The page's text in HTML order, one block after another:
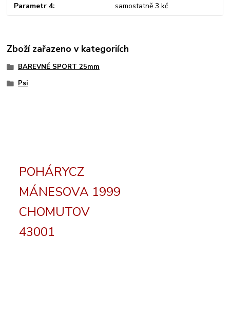
Parametr 4 samostatně 3 kč
Zboží zařazeno v kategoriích
BAREVNÉ SPORT 25mm
Psi
POHÁRYCZ
MÁNESOVA 1999
CHOMUTOV
43001